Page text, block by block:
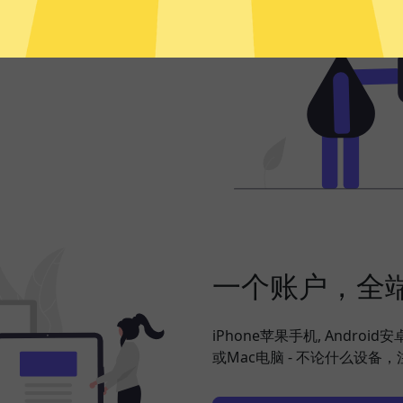
社交网络、海淘购物、发
在此基础上更好地保护您
一个账户，全
iPhone苹果手机, Android安
或Mac电脑 - 不论什么设备